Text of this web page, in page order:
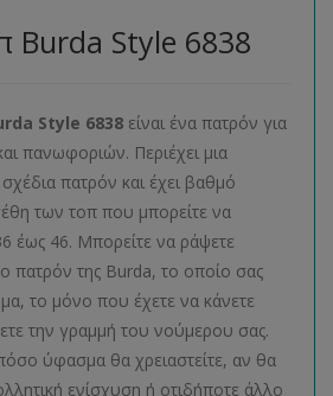
Burda Style 6838
Style 6838 είναι ένα πατρόν για
πανωφοριών. Περιέχει μια
πατρόν και έχει βαθμό
των τοπ που μπορείτε να
έως 46. Μπορείτε να ράψετε
πατρόν της Burda, το οποίο σας
το μόνο που έχετε να κάνετε
την γραμμή του νούμερου σας.
ύφασμα θα χρειαστείτε, αν θα
ενίσχυση ή οτιδήποτε άλλο